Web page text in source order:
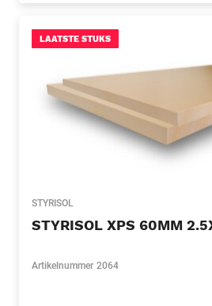
LAATSTE STUKS
STYRISOL
STYRISOL XPS 60MM
Artikelnummer 2064